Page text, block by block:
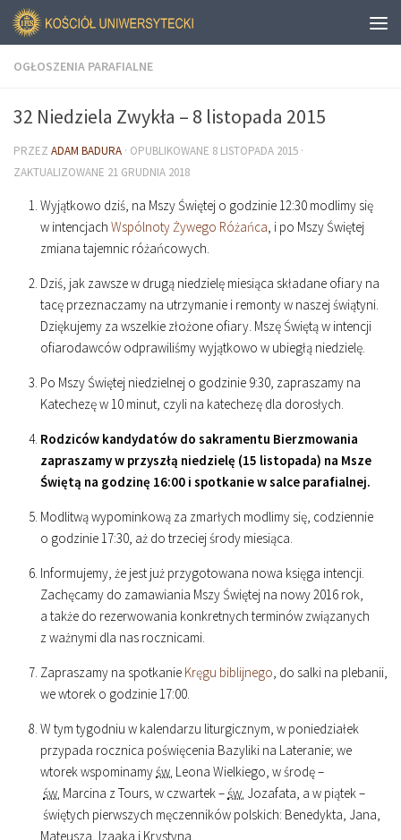
OGŁOSZENIA PARAFIALNE
32 Niedziela Zwykła – 8 listopada 2015
PRZEZ ADAM BADURA · OPUBLIKOWANE 8 LISTOPADA 2015 ·
ZAKTUALIZOWANE 21 GRUDNIA 2018
Wyjątkowo dziś, na Mszy Świętej o godzinie12:30 modlimy się
w intencjach Wspólnoty Żywego Różańca, i po Mszy Świętej
zmiana tajemnic różańcowych.
Dziś, jak zawsze w drugą niedzielę miesiąca składane ofiary na
tacę przeznaczamy na utrzymanie i remonty w naszej świątyni.
Dziękujemy za wszelkie złożone ofiary. Mszę Świętą w intencji
ofiarodawców odprawiliśmy wyjątkowo w ubiegłą niedzielę.
Po Mszy Świętej niedzielnej o godzinie 9:30, zapraszamy na
Katechezę w 10 minut, czyli na katechezę dla dorosłych.
Rodziców kandydatów do sakramentu Bierzmowania
zapraszamy w przyszłą niedzielę (15 listopada) na Msze
Świętą na godzinę 16:00 i spotkanie w salce parafialnej.
Modlitwą wypominkową za zmarłych modlimy się, codziennie
o godzinie17:30, aż do trzeciej środy miesiąca.
Informujemy, że jest już przygotowana nowa księga intencji.
Zachęcamy do zamawiania Mszy Świętej na nowy 2016 rok,
a także do rezerwowania konkretnych terminów związanych
z ważnymi dla nas rocznicami.
Zapraszamy na spotkanie Kręgu biblijnego, do salki na plebanii,
we wtorek o godzinie17:00.
W tym tygodniu w kalendarzu liturgicznym, w poniedziałek
przypada rocznica poświęcenia Bazyliki na Lateranie; we
wtorek wspominamyśw. Leona Wielkiego, w środę –
św. Marcina z Tours, w czwartek –św. Jozafata, a w piątek –
świętych pierwszych męczenników polskich: Benedykta, Jana,
Mateusza, Izaaka i Krystyna.